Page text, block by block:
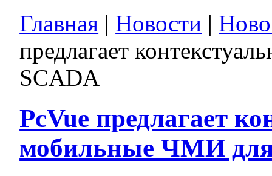
Главная | Новости |
предлагает
SCADA
PcVue предлагает
мобильные ЧМИ